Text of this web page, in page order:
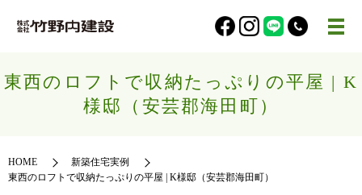
東西のロフトで収納たっぷりの平屋 | K
様邸（安芸郡海田町）
HOME
新築住宅実例
東西のロフトで収納たっぷりの平屋 | K様邸（安芸郡海田町）